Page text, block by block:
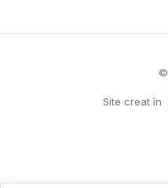
©
Site creat în